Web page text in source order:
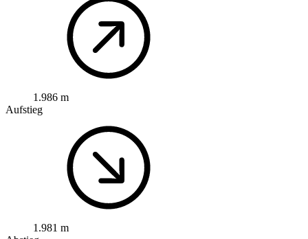
1.986 m
Aufstieg
1.981 m